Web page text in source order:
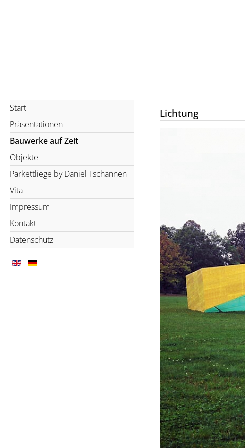
Start
Präsentationen
Bauwerke auf Zeit
Objekte
Parkettliege by Daniel Tschannen
Vita
Impressum
Kontakt
Datenschutz
Lichtung